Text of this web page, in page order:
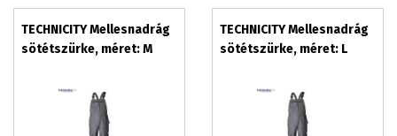
TECHNICITY Mellesnadrág
sötétszürke, méret: M
TECHNICITY Mellesnadrág
sötétszürke, méret: L